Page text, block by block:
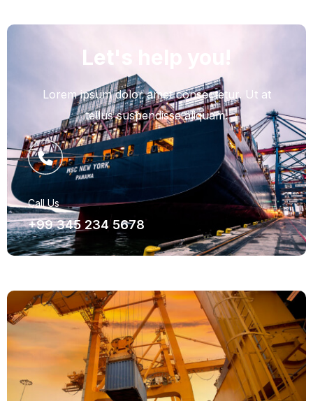
Let's help you!
Lorem ipsum dolor amet consectetur. Ut at
tellus suspendisse aliquam.
Call Us
+99 345 234 5678